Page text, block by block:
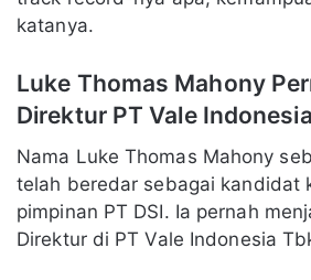
katanya.
Luke Thomas Mahony
Direktur PT Vale Indonesia
Nama Luke Thomas Mahony
telah beredar sebagai kandidat
pimpinan PT DSI. Ia pernah
Direktur di PT Vale Indonesia